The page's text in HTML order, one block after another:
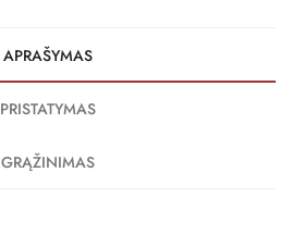
APRAŠYMAS
PRISTATYMAS
GRĄŽINIMAS